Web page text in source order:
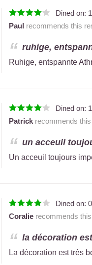
Dined on:
Paul recommends this
ruhige,
Ruhige, entspannte
Dined on:
Patrickrecommends this
un acceuil
Un acceuil toujours
Dined on:
Coralierecommends
la décoration
La décoration est très